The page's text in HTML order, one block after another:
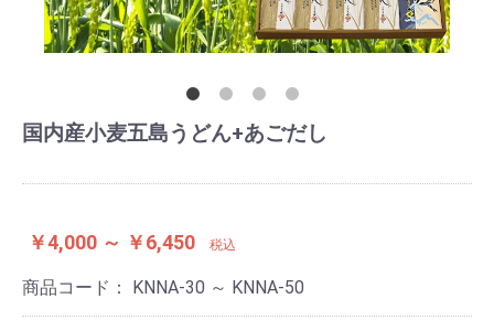
国内産小麦五島うどん+あごだし
￥4,000 ～ ￥6,450 税込
商品コード： KNNA-30 ～ KNNA-50